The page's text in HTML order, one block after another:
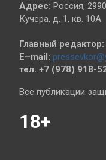
Адрес: Россия,
Кучера, д. 1, кв. 10А
Главный редактор:
E–mail:
тел. +7 (978) 918-
Все публикации
18+